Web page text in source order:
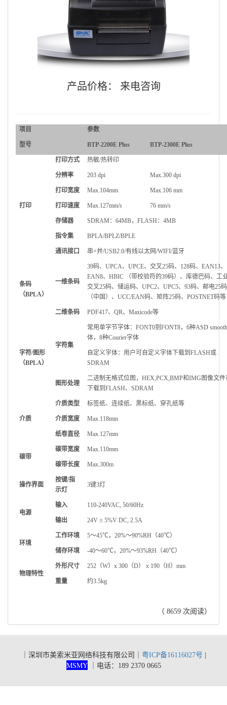
产品价格： 来电咨询
项目 参数
型号 BTP-2200E Plus BTP-2300E Plus
打印
打印方式 热敏/热转印
分辨率 203 dpi Max.300 dpi
打印宽度 Max.104mm Max.106 mm
打印速度 Max.127mm/s 76 mm/s
存储器 SDRAM ：64MB，FLASH：4MB
指令集 BPLA/BPLZ/BPLE
通讯接口 串+并/USB2.0/有线以太网/WIFI/蓝牙
条码
（BPLA）
一维条码
39码、UPCA、UPCE、交叉25码、128码、EAN13、
EAN8、HBIC （带校验符的39码）、库德巴码、工
交叉25码、储运码、UPC2、UPC5、93码、邮电25码
（中国）、UCC/EAN码、矩阵25码、POSTNET码等
二维条码 PDF417、QR、Maxicode等
字符/图形
（BPLA）
字符集
常用单字节字体：FONT0到FONT8，6种ASD
体，8种Courier字体
自定义字体：用户可自定义字体下载到FLASH或
SDRAM
图形处理
二进制无格式位图，HEX,PCX,BMP和IMG图像文件
下载到FLASH、SDRAM
介质
介质类型 标签纸、连续纸、黑标纸、穿孔纸等
介质宽度 Max.118mm
纸卷直径 Max.127mm
碳带
碳带宽度 Max.110mm
碳带长度 Max.300m
操作界面
按键/指
示灯
3键3灯
电源
输入 110-240VAC, 50/60Hz
输出 24V ± 5%V DC, 2.5A
环境
工作环境 5～45℃，20%～90%RH（40℃）
储存环境 -40～60℃，20%～93%RH（40℃）
物理特性
外形尺寸 252 （W）x 300（D） x 190（H）mm
重量 约3.5kg
（ 8659 次阅读）
｜深圳市美索米亚网络科技有限公司｜ 粤ICP备16116027号
MSMY 电话：189 2370 0665